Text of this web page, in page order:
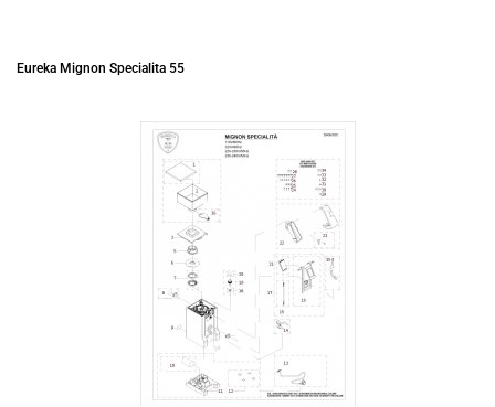
Eureka Mignon Specialita 55